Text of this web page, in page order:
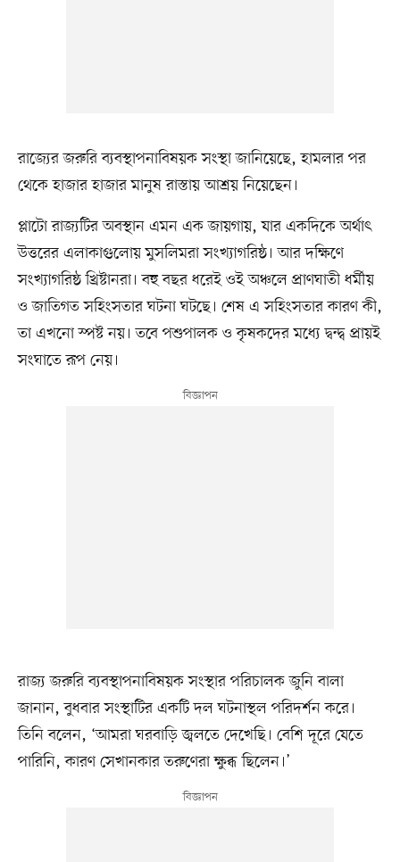
রাজ্যের জরুরি ব্যবস্থাপনাবিষয়ক সংস্থা জানিয়েছে, হামলার পর
থেকে হাজার হাজার মানুষ রাস্তায় আশ্রয় নিয়েছেন।
প্লাটো রাজ্যটির অবস্থান এমন এক জায়গায়, যার একদিকে অর্থাৎ
উত্তরের এলাকাগুলোয় মুসলিমরা সংখ্যাগরিষ্ঠ। আর দক্ষিণে
সংখ্যাগরিষ্ঠ খ্রিষ্টানরা। বহু বছর ধরেই ওই অঞ্চলে প্রাণঘাতী ধর্মীয়
ও জাতিগত সহিংসতার ঘটনা ঘটছে। শেষ এ সহিংসতার কারণ কী,
তা এখনো স্পষ্ট নয়। তবে পশুপালক ও কৃষকদের মধ্যে দ্বন্দ্ব প্রায়ই
সংঘাতে রূপ নেয়।
রাজ্য জরুরি ব্যবস্থাপনাবিষয়ক সংস্থার পরিচালক জুনি বালা
জানান, বুধবার সংস্থাটির একটি দল ঘটনাস্থল পরিদর্শন করে।
তিনি বলেন, ‘আমরা ঘরবাড়ি জ্বলতে দেখেছি। বেশি দূরে যেতে
পারিনি, কারণ সেখানকার তরুণেরা ক্ষুব্ধ ছিলেন।’